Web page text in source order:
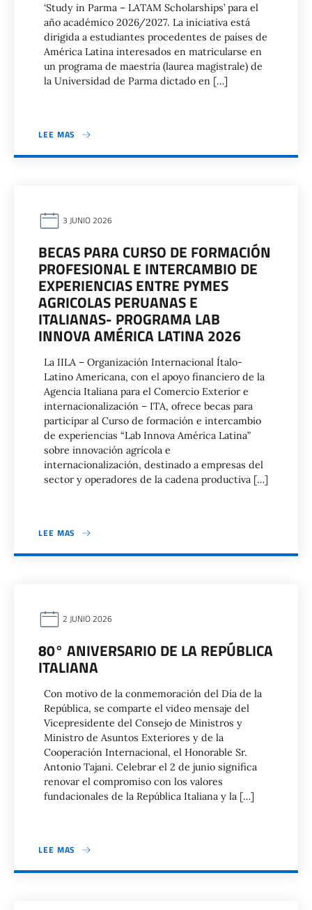
‘Study in Parma – LATAM Scholarships’ para el
año académico 2026/2027. La iniciativa está
dirigida a estudiantes procedentes de países de
América Latina interesados en matricularse en
un programa de maestría (laurea magistrale) de
la Universidad de Parma dictado en […]
LEE MAS
3 JUNIO 2026
BECAS PARA CURSO DE FORMACIÓN
PROFESIONAL E INTERCAMBIO DE
EXPERIENCIAS ENTRE PYMES
AGRICOLAS PERUANAS E
ITALIANAS- PROGRAMA LAB
INNOVA AMÉRICA LATINA 2026
La IILA – Organización Internacional Ítalo-
Latino Americana, con el apoyo financiero de la
Agencia Italiana para el Comercio Exterior e
internacionalización – ITA, ofrece becas para
participar al Curso de formación e intercambio
de experiencias “Lab Innova América Latina”
sobre innovación agrícola e
internacionalización, destinado a empresas del
sector y operadores de la cadena productiva […]
LEE MAS
2 JUNIO 2026
80° ANIVERSARIO DE LA REPÚBLICA
ITALIANA
Con motivo de la conmemoración del Día de la
República, se comparte el video mensaje del
Vicepresidente del Consejo de Ministros y
Ministro de Asuntos Exteriores y de la
Cooperación Internacional, el Honorable Sr.
Antonio Tajani. Celebrar el 2 de junio significa
renovar el compromiso con los valores
fundacionales de la República Italiana y la […]
LEE MAS